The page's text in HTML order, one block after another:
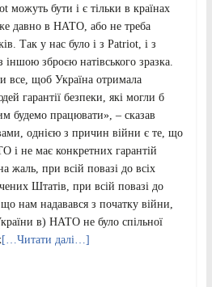
можуть бути і є тільки в країнах
давно в НАТО, або не треба
Так у нас було і з Patriot, і з
зброєю натівського зразка.
все, щоб Україна отримала
гарантії безпеки, які могли б
будемо працювати», – сказав
однією з причин війни є те, що
і не має конкретних гарантій
жаль, при всій повазі до всіх
Штатів, при всій повазі до
нам надавався з початку війни,
в) НАТО не було спільної
[…Читати далі…]